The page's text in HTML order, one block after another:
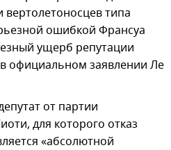
типа
ошибкой Франсуа
ущерб репутации
официальном заявлении Ле
от партии
для которого отказ
«абсолютной